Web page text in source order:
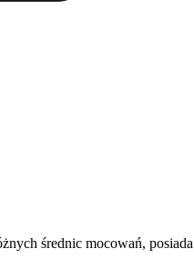
średnic mocowań,